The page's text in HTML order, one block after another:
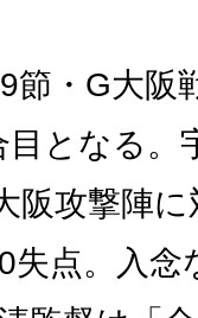
」
ウム「気候変動から命
・G大阪
となる。
阪攻撃陣
失点。入